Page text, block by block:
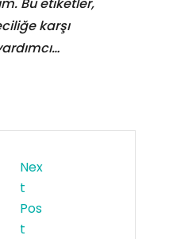
karşı
Nex
T
Pos
T